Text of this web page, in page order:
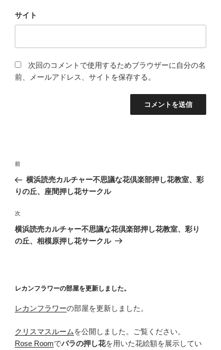
サイト
次回のコメントで使用するためブラウザーに自分の名
前、メールアドレス、サイトを保存する。
投
ナ
ゲ
ー
シ
前
の
投
前
横浜読売カルチャー不思議な花倶楽部押し花教室、彩
りの丘、座間押し花サークル
次
の
投
次
横浜読売カルチャー不思議な花倶楽部押し花教室、彩り
の丘、相模原押し花サークル
レカンフラワーの部屋を更新しました。
レカンフラワーの部屋を更新しました。
クリスマスルーム を公開しました。ご覧ください。
Rose Roomでバラの押し花を用いた花絵額を展示してい